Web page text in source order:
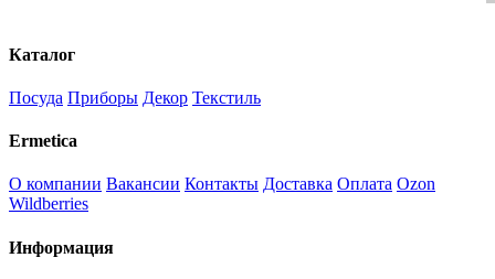
Каталог
Посуда Приборы Декор Текстиль
Ermetica
О компании Вакансии Контакты Доставка Оплата Ozon
Wildberries
Информация